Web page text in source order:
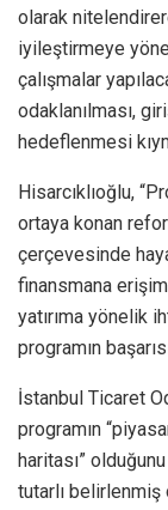
olarak
iyileştirmeye
çalışmalar
odaklanılması,
hedeflenmesi
Hisarcıklıoğlu,
ortaya konan
çerçevesinde
finansmana
yatırıma yönelik
programın
İstanbul Ticaret
programın
haritası”
tutarlı belirlenmiş